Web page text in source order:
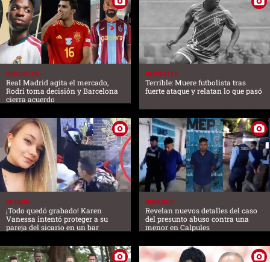
DEPORTES
Real Madrid agita el mercado,
Rodri toma decisión y Barcelona
cierra acuerdo
DEPORTES
Terrible: Muere futbolista tras
fuerte ataque y relatan lo que pasó
MUNDO
¡Todo quedó grabado! Karen
Vanessa intentó proteger a su
pareja del sicario en un bar
SUCESOS
Revelan nuevos detalles del caso
del presunto abuso contra una
menor en Calpules